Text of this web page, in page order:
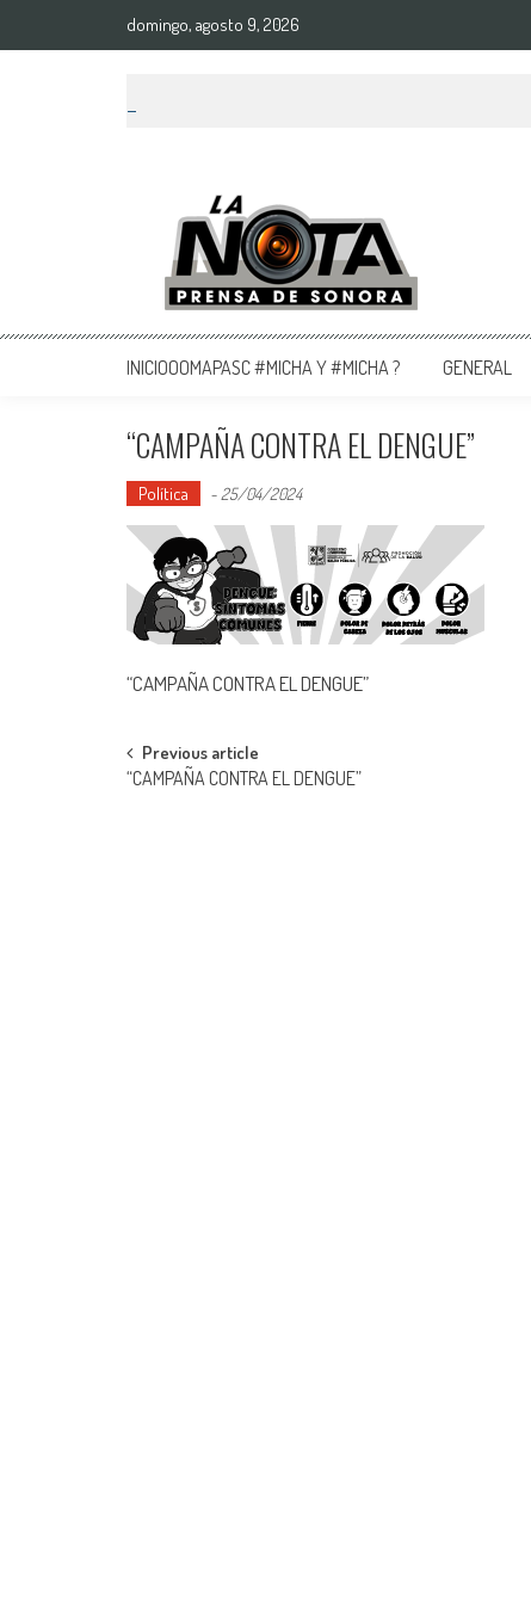
domingo, agosto 9, 2026
La Nota Prensa De Sonora
Noticias del día
INICIOOOMAPASC #MICHA Y #MICHA ? GENERAL
“CAMPAÑA CONTRA EL DENGUE”
Política - 25/04/2024
“CAMPAÑA CONTRA EL DENGUE”
Post
Previous article
“CAMPAÑA CONTRA EL DENGUE”